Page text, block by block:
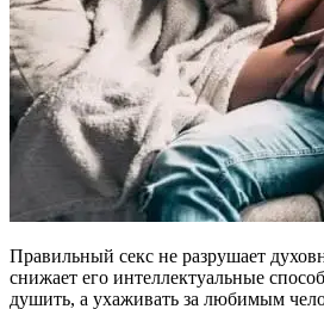
Правильный секс не разрушает
снижает его интеллектуальные
душить, а ухаживать за любимым